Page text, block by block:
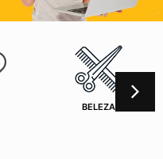
BELEZA